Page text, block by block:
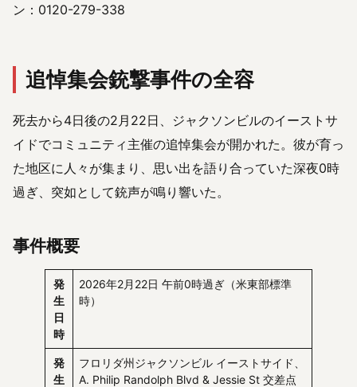
ン：0120-279-338
追悼集会銃撃事件の全容
死去から4日後の2月22日、ジャクソンビルのイーストサ
イドでコミュニティ主催の追悼集会が開かれた。彼が育っ
た地区に人々が集まり、思い出を語り合っていた深夜0時
過ぎ、突如として銃声が鳴り響いた。
事件概要
発
生
日
時
2026年2月22日 午前0時過ぎ（米東部標準
時）
発
生
フロリダ州ジャクソンビル イーストサイド、
A. Philip Randolph Blvd & Jessie St 交差点